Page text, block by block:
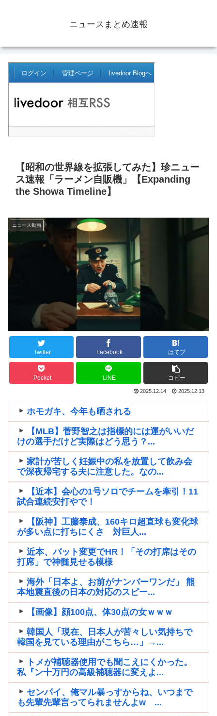
ニュースまとめ速報
【昭和の世界線を拡張してみた】珍ニュー
ス速報「ラーメン自販機」【Expanding
the Showa Timeline】
ニュース動画
Twitter Facebook はてブ
Pocket LINE コピー
2025.12.14 2025.12.13
ホモガキ、今年も晒される
【MLB】菅野智之は指標的には運がいいだ
けの選手だけど実際はどう思う？...
家計が苦しく妊娠中の私を放置して飲み会
で深夜帰宅する夫に注意した。なの...
【近本】会心の1号ソロでチームを牽引！11
試合連続安打やで！
【阪神】工藤泰成、160キロ超直球も変化球
が多い点に打ちにくさ 対巨人...
近本、バット変更でHR！「その打席はその
打席」で神髄見せる模様
海外「日本よ、お前がナンバーワンだ」 熊
本地震直後の日本の対応のスピー...
【画像】顔100点、体30点の女ｗｗｗ
韓国人「現在、日本人が苦々しい気持ちで
韓国を見ている理由がこちら…」→...
トメが補聴器使用でも聞こえにくかった。
私『ン十万円の高級補聴器に変えよ...
センパイ、俺マル暴っすからね、いつまで
も先輩先輩言ってられませんよw ...